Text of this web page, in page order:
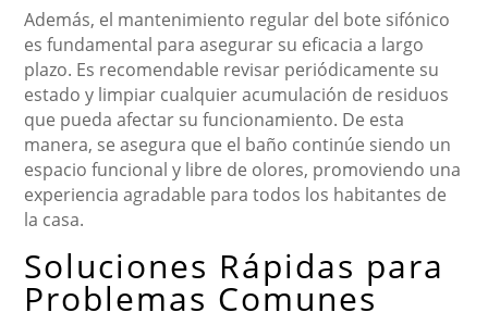
Además, el mantenimiento regular del bote sifónico
es fundamental para asegurar su eficacia a largo
plazo. Es recomendable revisar periódicamente su
estado y limpiar cualquier acumulación de residuos
que pueda afectar su funcionamiento. De esta
manera, se asegura que el baño continúe siendo un
espacio funcional y libre de olores, promoviendo una
experiencia agradable para todos los habitantes de
la casa.
Soluciones Rápidas para
Problemas Comunes